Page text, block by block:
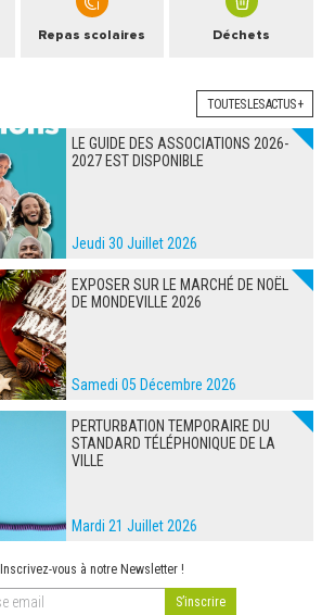
Repas scolaires Déchets
TOUTES LES ACTUS +
LE GUIDE DES ASSOCIATIONS 2026-
2027 EST DISPONIBLE
Jeudi 30 Juillet 2026
EXPOSER SUR LE MARCHÉ DE NOËL
DE MONDEVILLE 2026
Samedi 05 Décembre 2026
PERTURBATION TEMPORAIRE DU
STANDARD TÉLÉPHONIQUE DE LA
VILLE
Mardi 21 Juillet 2026
Inscrivez-vous à notre Newsletter !